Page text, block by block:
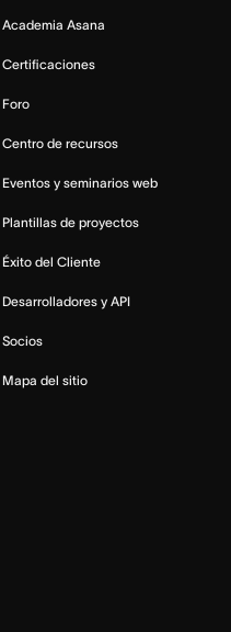
Academia Asana
Certificaciones
Foro
Centro de recursos
Eventos y seminarios web
Plantillas de proyectos
Éxito del Cliente
Desarrolladores y API
Socios
Mapa del sitio